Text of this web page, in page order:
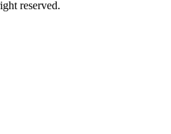
reserved.